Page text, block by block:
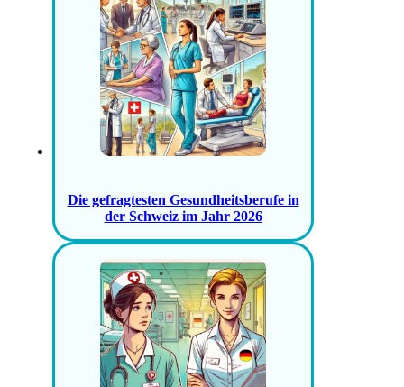
Die gefragtesten Gesundheitsberufe in
der Schweiz im Jahr 2026